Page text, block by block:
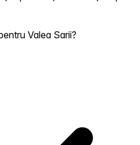
Valea Sarii?